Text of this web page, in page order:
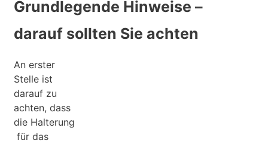
Grundlegende Hinweise –
darauf sollten Sie achten
An erster
Stelle ist
darauf zu
achten, dass
die Halterung
für das